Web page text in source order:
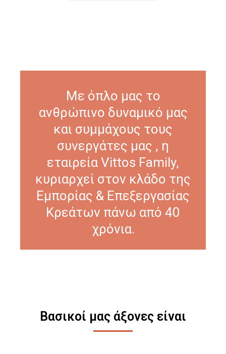
Με όπλο μας το
ανθρώπινο δυναμικό μας
και συμμάχους τους
συνεργάτες μας , η
εταιρεία Vittos Family,
κυριαρχεί στον κλάδο της
Εμπορίας & Επεξεργασίας
Κρεάτων πάνω από 40
χρόνια.
Βασικοί μας άξονες είναι